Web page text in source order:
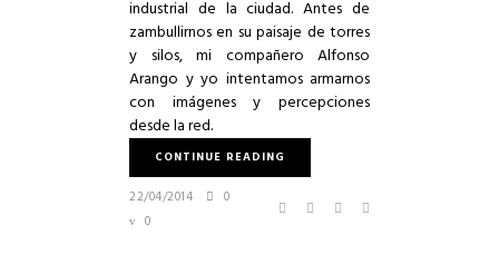
industrial de la ciudad. Antes de
zambullirnos en su paisaje de torres
y silos, mi compañero Alfonso
Arango y yo intentamos armarnos
con imágenes y percepciones
desde la red.
CONTINUE READING
22/04/2014
0
0